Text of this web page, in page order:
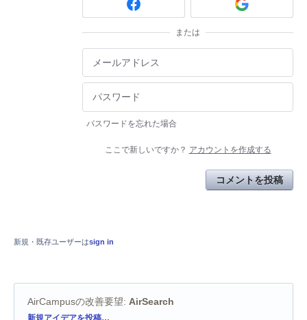
または
パスワードを忘れた場合
ここで新しいですか？ アカウントを作成する
コメントを投稿
新規・既存ユーザーはsign in
AirCampusの改善要望: AirSearch
カ
新規アイデアを投稿…